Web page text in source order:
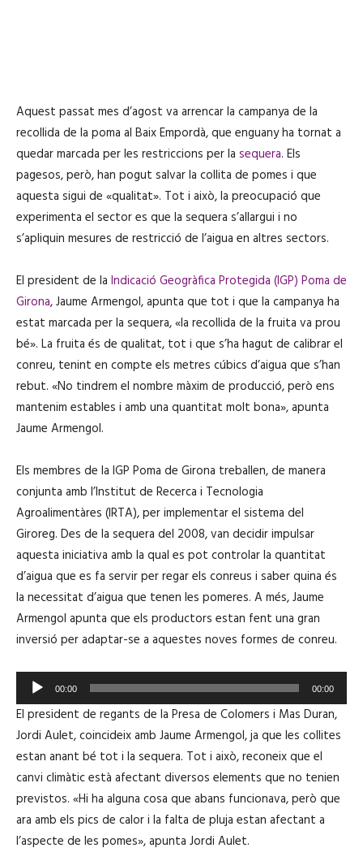
Aquest passat mes d’agost va arrencar la campanya de la
recollida de la poma al Baix Empordà, que enguany ha tornat a
quedar marcada per les restriccions per la sequera. Els
pagesos, però, han pogut salvar la collita de pomes i que
aquesta sigui de «qualitat». Tot i això, la preocupació que
experimenta el sector es que la sequera s’allargui i no
s’apliquin mesures de restricció de l’aigua en altres sectors.
El president de la Indicació Geogràfica Protegida (IGP) Poma de
Girona, Jaume Armengol, apunta que tot i que la campanya ha
estat marcada per la sequera, «la recollida de la fruita va prou
bé». La fruita és de qualitat, tot i que s’ha hagut de calibrar el
conreu, tenint en compte els metres cúbics d’aigua que s’han
rebut. «No tindrem el nombre màxim de producció, però ens
mantenim estables i amb una quantitat molt bona», apunta
Jaume Armengol.
Els membres de la IGP Poma de Girona treballen, de manera
conjunta amb l’Institut de Recerca i Tecnologia
Agroalimentàres (IRTA), per implementar el sistema del
Giroreg. Des de la sequera del 2008, van decidir impulsar
aquesta iniciativa amb la qual es pot controlar la quantitat
d’aigua que es fa servir per regar els conreus i saber quina és
la necessitat d’aigua que tenen les pomeres. A més, Jaume
Armengol apunta que els productors estan fent una gran
inversió per adaptar-se a aquestes noves formes de conreu.
e
p
r
o
d
u
c
t
00:00 00:00
El president de regants de la Presa de Colomers i Mas Duran,
Jordi Aulet, coincideix amb Jaume Armengol, ja que les collites
estan anant bé tot i la sequera. Tot i això, reconeix que el
canvi climàtic està afectant diversos elements que no tenien
previstos. «Hi ha alguna cosa que abans funcionava, però que
ara amb els pics de calor i la falta de pluja estan afectant a
l’aspecte de les pomes», apunta Jordi Aulet.